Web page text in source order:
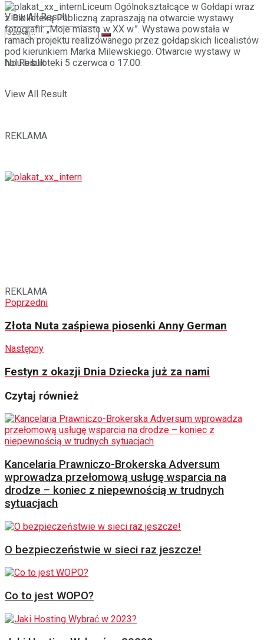
View All Result
No Result
View All Result
Liceum Ogólnokształcące w Gołdapi wraz
z Biblioteką Publiczną zapraszają na otwarcie wystawy
fotografii: „Moje miasto w XX w.”. Wystawa powstała w
ramach projektu realizowanego przez gołdapskich licealistów
pod kierunkiem Marka Milewskiego. Otwarcie wystawy w
holu biblioteki 5 czerwca o 17.00.
REKLAMA
REKLAMA
Poprzedni
Złota Nuta zaśpiewa piosenki Anny German
Następny
Festyn z okazji Dnia Dziecka już za nami
Czytaj również
Kancelaria Prawniczo-Brokerska Adversum
wprowadza przełomową usługę wsparcia na
drodze – koniec z niepewnością w trudnych
sytuacjach
O bezpieczeństwie w sieci raz jeszcze!
Co to jest WOPO?